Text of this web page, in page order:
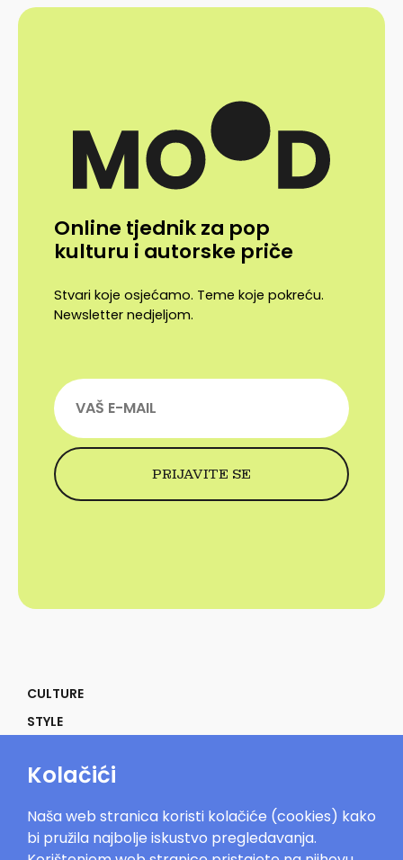
Online tjednik za pop
kulturu i autorske priče
Stvari koje osjećamo. Teme koje pokreću.
Newsletter nedjeljom.
CULTURE
STYLE
POWER
IN THE MOOD
Kolačići
Naša web stranica koristi kolačiće (cookies) kako
bi pružila najbolje iskustvo pregledavanja.